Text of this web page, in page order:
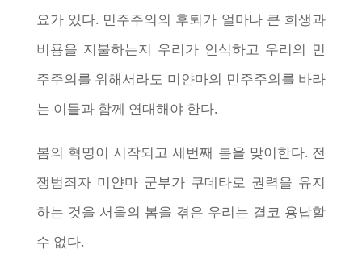
요가 있다. 민주주의의 후퇴가 얼마나 큰 희생과
비용을 지불하는지 우리가 인식하고 우리의 민
주주의를 위해서라도 미얀마의 민주주의를 바라
는 이들과 함께 연대해야 한다.
봄의 혁명이 시작되고 세번째 봄을 맞이한다. 전
쟁범죄자 미얀마 군부가 쿠데타로 권력을 유지
하는 것을 서울의 봄을 겪은 우리는 결코 용납할
수 없다.